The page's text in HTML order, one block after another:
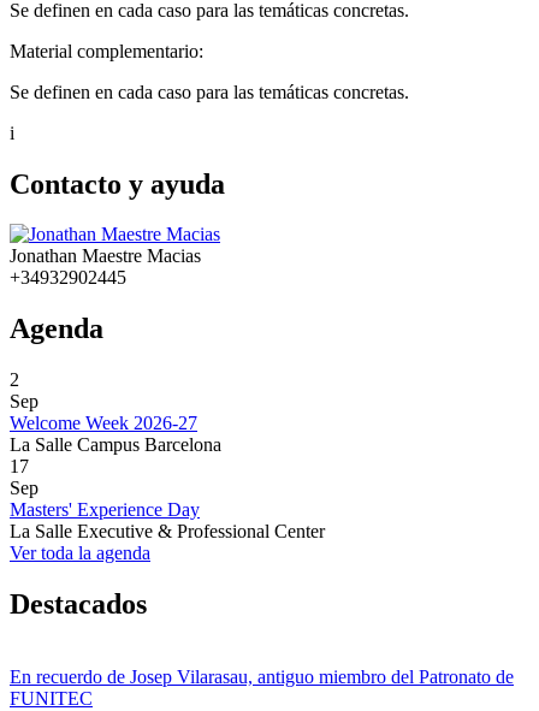
Se definen en cada caso para las temáticas concretas.
Material complementario:
Se definen en cada caso para las temáticas concretas.
i
Contacto y ayuda
Jonathan Maestre Macias
+34932902445
Agenda
2
Sep
Welcome Week 2026-27
La Salle Campus Barcelona
17
Sep
Masters' Experience Day
La Salle Executive & Professional Center
Ver toda la agenda
Destacados
En recuerdo de Josep Vilarasau, antiguo miembro del Patronato de
FUNITEC